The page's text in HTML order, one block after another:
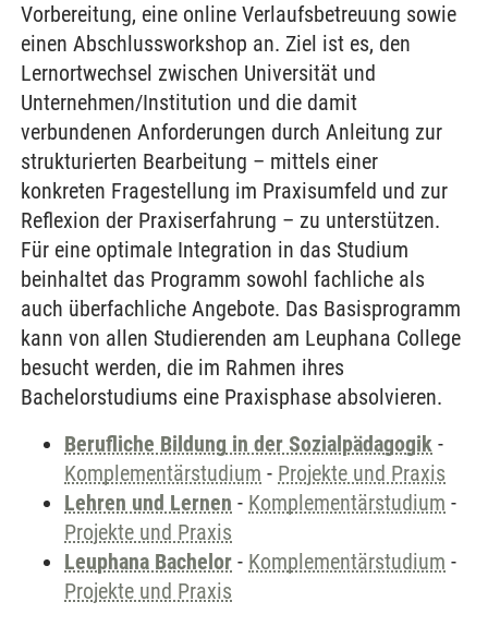
Vorbereitung, eine online Verlaufsbetreuung sowie
einen Abschlussworkshop an. Ziel ist es, den
Lernortwechsel zwischen Universität und
Unternehmen/Institution und die damit
verbundenen Anforderungen durch Anleitung zur
strukturierten Bearbeitung – mittels einer
konkreten Fragestellung im Praxisumfeld und zur
Reflexion der Praxiserfahrung – zu unterstützen.
Für eine optimale Integration in das Studium
beinhaltet das Programm sowohl fachliche als
auch überfachliche Angebote. Das Basisprogramm
kann von allen Studierenden am Leuphana College
besucht werden, die im Rahmen ihres
Bachelorstudiums eine Praxisphase absolvieren.
Berufliche Bildung in der Sozialpädagogik -
Komplementärstudium - Projekte und Praxis
Lehren und Lernen - Komplementärstudium -
Projekte und Praxis
Leuphana Bachelor - Komplementärstudium -
Projekte und Praxis